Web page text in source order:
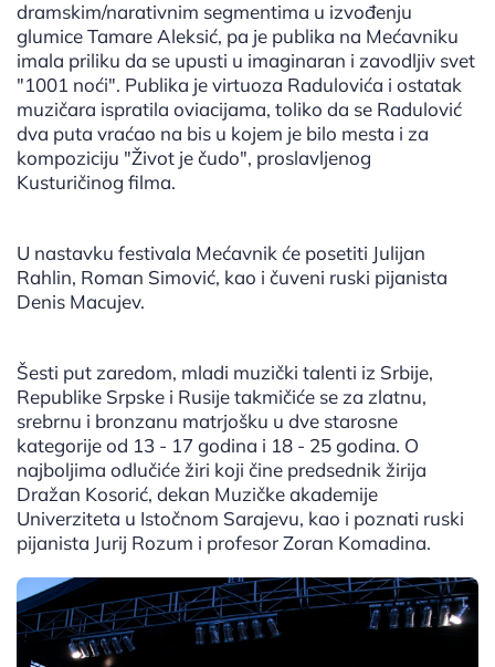
dramskim/narativnim segmentima u izvođenju
glumice Tamare Aleksić, pa je publika na Mećavniku
imala priliku da se upusti u imaginaran i zavodljiv svet
"1001 noći". Publika je virtuoza Radulovića i ostatak
muzičara ispratila oviacijama, toliko da se Radulović
dva puta vraćao na bis u kojem je bilo mesta i za
kompoziciju "Život je čudo", proslavljenog
Kusturičinog filma.
U nastavku festivala Mećavnik će posetiti Julijan
Rahlin, Roman Simović, kao i čuveni ruski pijanista
Denis Macujev.
Šesti put zaredom, mladi muzički talenti iz Srbije,
Republike Srpske i Rusije takmičiće se za zlatnu,
srebrnu i bronzanu matrjošku u dve starosne
kategorije od 13 - 17 godina i 18 - 25 godina. O
najboljima odlučiće žiri koji čine predsednik žirija
Dražan Kosorić, dekan Muzičke akademije
Univerziteta u Istočnom Sarajevu, kao i poznati ruski
pijanista Jurij Rozum i profesor Zoran Komadina.